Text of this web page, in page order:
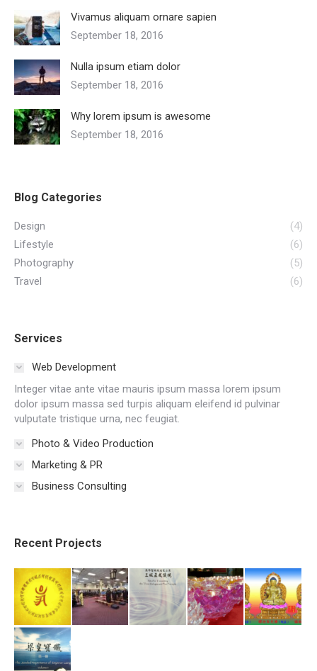
Vivamus aliquam ornare sapien
September 18, 2016
Nulla ipsum etiam dolor
September 18, 2016
Why lorem ipsum is awesome
September 18, 2016
Blog Categories
Design
(4)
Lifestyle
(6)
Photography
(5)
Travel
(6)
Services
Web Development
Integer vitae ante vitae mauris ipsum massa lorem ipsum
dolor ipsum massa sed turpis aliquam eleifend id pulvinar
vulputate tristique urna, nec feugiat.
Photo & Video Production
Marketing & PR
Business Consulting
Recent Projects